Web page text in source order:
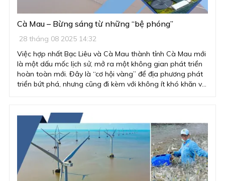
Cà Mau – Bừng sáng từ những “bệ phóng”
28 tháng 08 2025 14:32
Việc hợp nhất Bạc Liêu và Cà Mau thành tỉnh Cà Mau mới
là một dấu mốc lịch sử, mở ra một không gian phát triển
hoàn toàn mới. Đây là “cơ hội vàng” để địa phương phát
triển bứt phá, nhưng cũng đi kèm với không ít khó khăn và